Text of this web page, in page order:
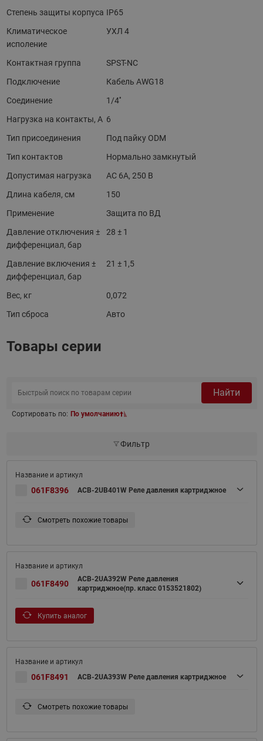
Степень защиты корпуса IP65
Климатическое
исполение
УХЛ 4
Контактная группа
SPST-NC
Подключение
Кабель AWG18
Соединение
1/4''
Нагрузка на контакты, А 6
Тип присоединения
Под пайку ODM
Тип контактов
Нормально замкнутый
Допустимая нагрузка
AC 6A, 250 В
Длина кабеля, см
150
Применение
Защита по ВД
Давление отключения ±
дифференциал, бар
28 ± 1
Давление включения ±
дифференциал, бар
21 ± 1,5
Вес, кг
0,072
Тип сброса
Авто
Товары серии
Найти
Сортировать по: По умолчанию
Фильтр
061F8396 ACB-2UB401W Реле давления картриджное
Смотреть похожие товары
061F8490
ACB-2UA392W Реле давления
картриджное(пр. класс 0153521802)
Купить аналог
061F8491 ACB-2UA393W Реле давления картриджное
Смотреть похожие товары